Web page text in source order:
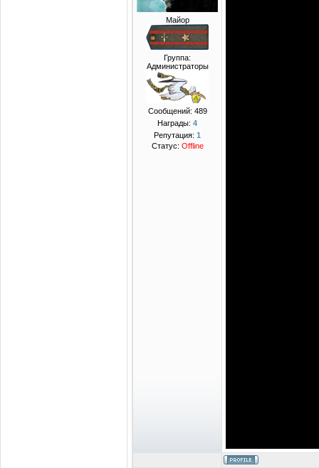
Майор
Группа:
Администраторы
Сообщений: 489
Награды: 4
Репутация: 1
Статус: Offline